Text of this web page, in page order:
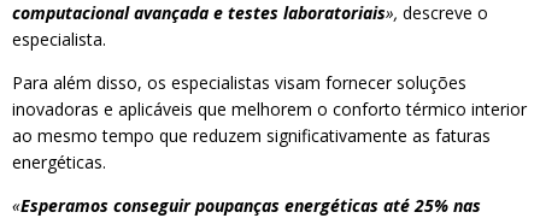
computacional avançada e testes laboratoriais», descreve o
especialista.
Para além disso, os especialistas visam fornecer soluções
inovadoras e aplicáveis que melhorem o conforto térmico interior
ao mesmo tempo que reduzem significativamente as faturas
energéticas.
«Esperamos conseguir poupanças energéticas até 25% nas